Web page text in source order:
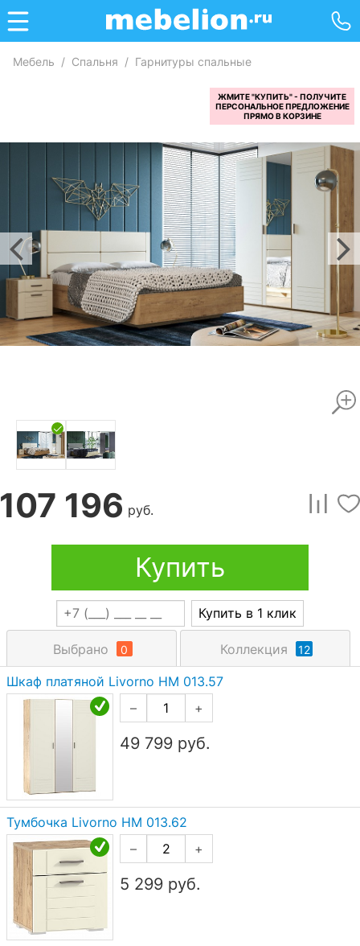
Мебель / Спальня / Гарнитуры спальные
107 196 руб.
Купить
Купить в 1 клик
Выбрано 0 Коллекция 12
Шкаф платяной Livorno НМ 013.57
–
+
49 799 руб.
Тумбочка Livorno НМ 013.62
–
+
5 299 руб.